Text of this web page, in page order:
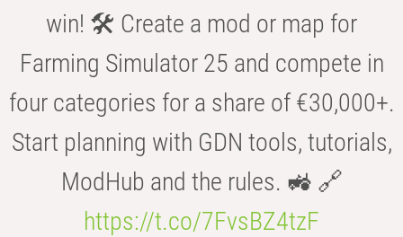
win! 🛠️ Create a mod or map for
Farming Simulator 25 and compete in
four categories for a share of €30,000+.
Start planning with GDN tools, tutorials,
ModHub and the rules. 🚜 🔗
https://t.co/7FvsBZ4tzF